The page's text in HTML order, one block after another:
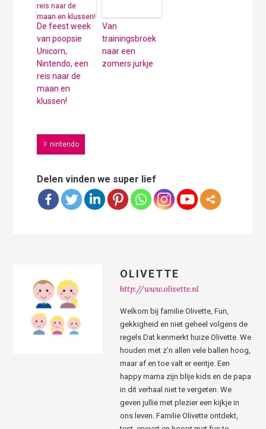
De feest week
van poopsie
Unicorn,
Nintendo, een
reis naar de
maan en
klussen!
Van
trainingsbroek
naar een
zomers jurkje
nintendo
Delen vinden we super lief
OLIVETTE
http://www.olivette.nl
Welkom bij familie Olivette, Fun,
gekkigheid en niet geheel volgens de
regels Dat kenmerkt huize Olivette. We
houden met z’n allen vele ballen hoog,
maar af en toe valt er eentje. Een
happy mama zijn blije kids en de papa
in dit verhaal niet te vergeten. We
geven jullie met plezier een kijkje in
ons leven. Familie Olivette ontdekt,